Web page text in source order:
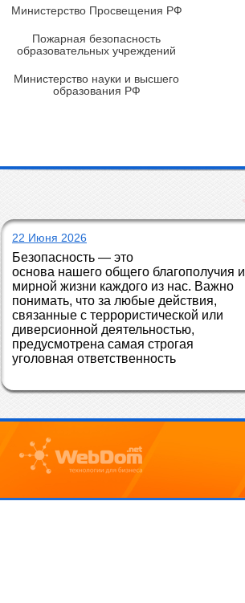
Министерство Просвещения РФ
Пожарная безопасность
образовательных учреждений
Министерство науки и высшего
образования РФ
22 Июня 2026
Безопасность — это
основа нашего общего благополучия и
мирной жизни каждого из нас. Важно
понимать, что за любые действия,
связанные с террористической или
диверсионной деятельностью,
предусмотрена самая строгая
уголовная ответственность